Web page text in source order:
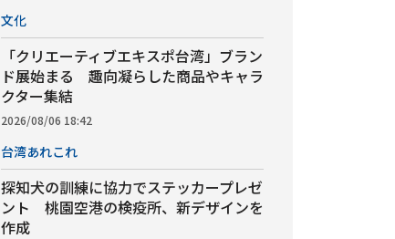
文化
「クリエーティブエキスポ台湾」ブラン
ド展始まる 趣向凝らした商品やキャラ
クター集結
2026/08/06 18:42
台湾あれこれ
探知犬の訓練に協力でステッカープレゼ
ント 桃園空港の検疫所、新デザインを
作成